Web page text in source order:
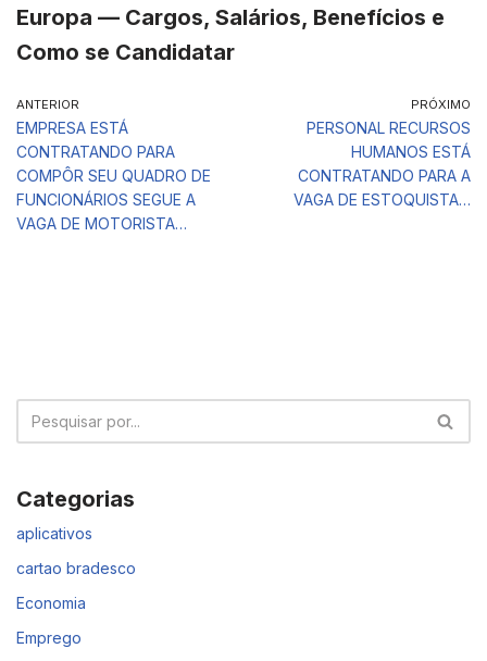
Europa — Cargos, Salários, Benefícios e
Como se Candidatar
ANTERIOR
EMPRESA ESTÁ
CONTRATANDO PARA
COMPÔR SEU QUADRO DE
FUNCIONÁRIOS SEGUE A
VAGA DE MOTORISTA…
PRÓXIMO
PERSONAL RECURSOS
HUMANOS ESTÁ
CONTRATANDO PARA A
VAGA DE ESTOQUISTA…
Categorias
aplicativos
cartao bradesco
Economia
Emprego